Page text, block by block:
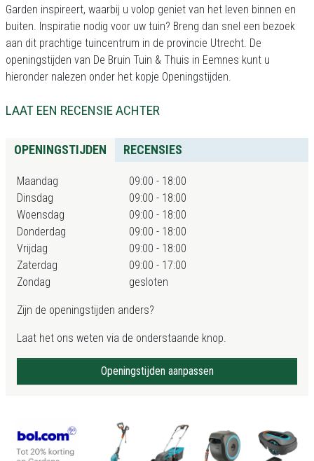
Garden inspireert, waarbij u volop geniet van het leven binnen en
buiten. Inspiratie nodig voor uw tuin? Breng dan snel een bezoek
aan dit prachtige tuincentrum in de provincie Utrecht. De
openingstijden van De Bruin Tuin & Thuis in Eemnes kunt u
hieronder nalezen onder het kopje Openingstijden.
LAAT EEN RECENSIE ACHTER
OPENINGSTIJDEN RECENSIES
Maandag
09:00 - 18:00
Dinsdag
09:00 - 18:00
Woensdag
09:00 - 18:00
Donderdag
09:00 - 18:00
Vrijdag
09:00 - 18:00
Zaterdag
09:00 - 17:00
Zondag
gesloten
Zijn de openingstijden anders?
Laat het ons weten via de onderstaande knop.
Openingstijden aanpassen